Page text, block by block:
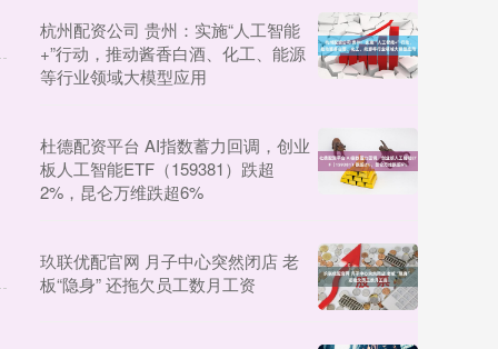
杭州配资公司 贵州：实施“人工智能
+”行动，推动酱香白酒、化工、能源
等行业领域大模型应用
杜德配资平台 AI指数蓄力回调，创业
板人工智能ETF（159381）跌超
2%，昆仑万维跌超6%
玖联优配官网 月子中心突然闭店 老
板“隐身” 还拖欠员工数月工资